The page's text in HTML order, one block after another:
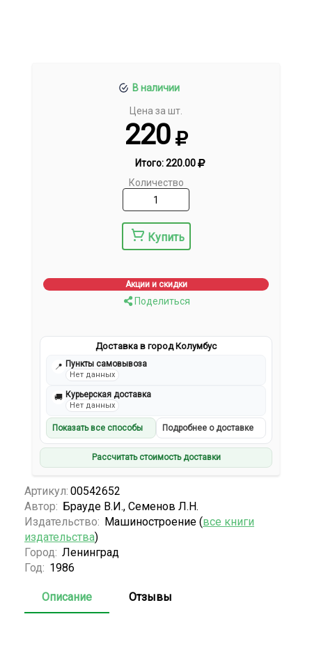
В наличии
Цена за шт.
220
Итого:220.00
Количество
Купить
Акции и скидки
Поделиться
Доставка в город Колумбус
📍 Пункты самовывоза
Нет данных
🚚 Курьерская доставка
Нет данных
Показать все способы Подробнее о доставке
Рассчитать стоимость доставки
Артикул: 00542652
Автор: Брауде В.И., Семенов Л.Н.
Издательство: Машиностроение (все книги
издательства)
Город: Ленинград
Год: 1986
Описание Отзывы